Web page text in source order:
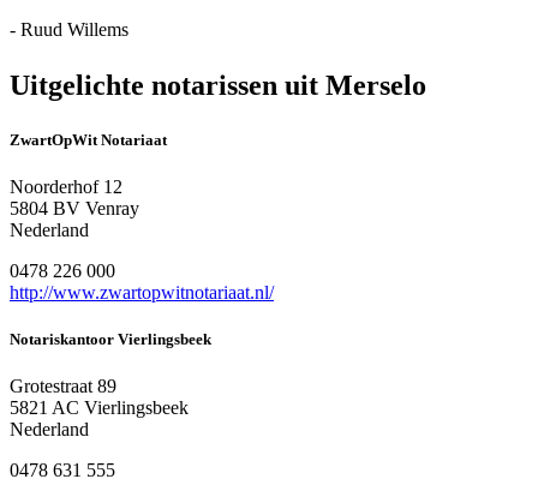
- Ruud Willems
Uitgelichte notarissen uit Merselo
ZwartOpWit Notariaat
Noorderhof 12
5804 BV Venray
Nederland
0478 226 000
http://www.zwartopwitnotariaat.nl/
Notariskantoor Vierlingsbeek
Grotestraat 89
5821 AC Vierlingsbeek
Nederland
0478 631 555